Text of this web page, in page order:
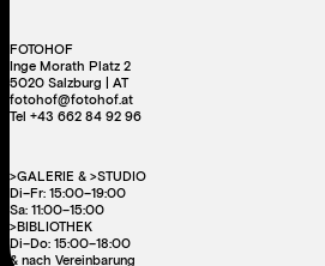
FOTOHOF
Inge Morath Platz 2
5020 Salzburg | AT
fotohof@fotohof.at
Tel +43 662 84 92 96
>GALERIE & >STUDIO
Di–Fr: 15:00–19:00
Sa: 11:00–15:00
>BIBLIOTHEK
Di–Do: 15:00–18:00
& nach Vereinbarung